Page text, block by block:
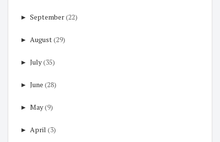
► September(22)
► August(29)
► July(35)
► June (28)
► May(9)
► April (3)